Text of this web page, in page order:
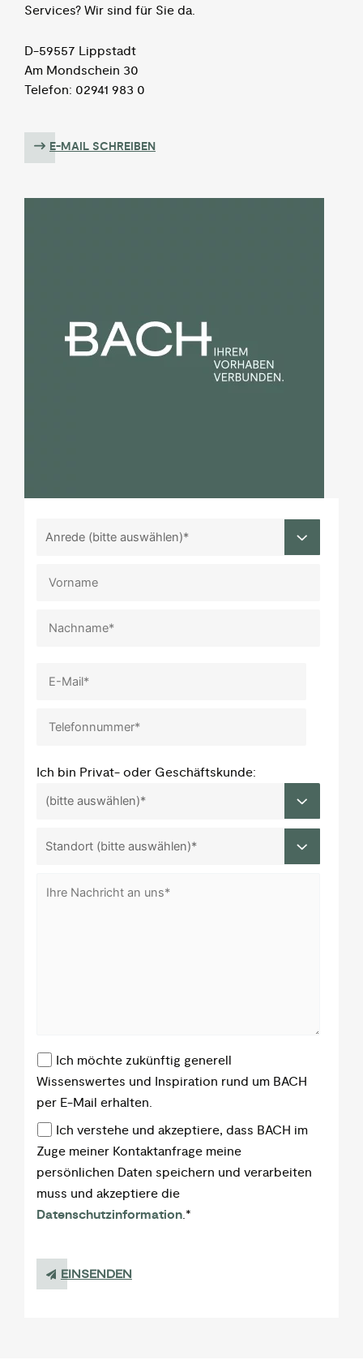
Services? Wir sind für Sie da.
D-59557 Lippstadt
Am Mondschein 30
Telefon: 02941 983 0
E-MAIL SCHREIBEN
Ich bin Privat- oder Geschäftskunde:
Ich möchte zukünftig generell
Wissenswertes und Inspiration rund um BACH
per E-Mail erhalten.
Ich verstehe und akzeptiere, dass BACH im
Zuge meiner Kontaktanfrage meine
persönlichen Daten speichern und verarbeiten
muss und akzeptiere die
Datenschutzinformation.*